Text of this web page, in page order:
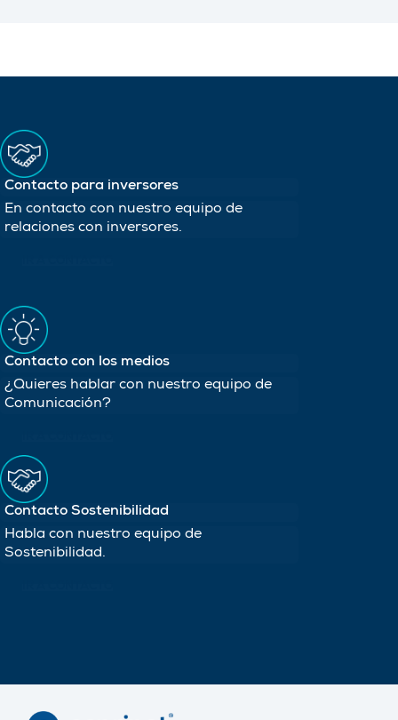
Contacto para inversores
En contacto con nuestro equipo de
relaciones con inversores.
Contacto con los medios
¿Quieres hablar con nuestro equipo de
Comunicación?
Contacto Sostenibilidad
Habla con nuestro equipo de
Sostenibilidad.